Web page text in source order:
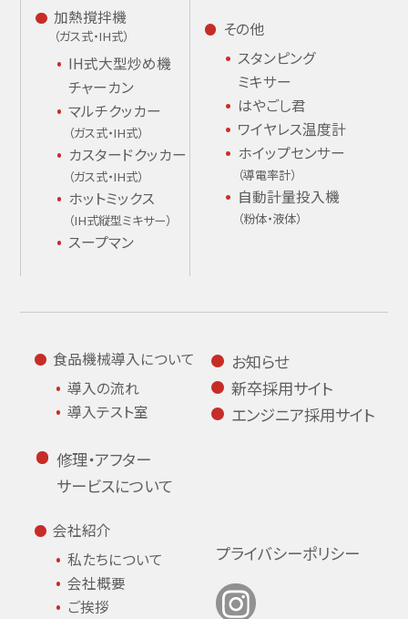
加熱撹拌機
（ガス式・IH式）
IH式大型炒め機
チャーカン
マルチクッカー
（ガス式・IH式）
カスタードクッカー
（ガス式・IH式）
ホットミックス
（IH式縦型ミキサー）
スープマン
その他
スタンピング
ミキサー
はやごし君
ワイヤレス温度計
ホイップセンサー
（導電率計）
自動計量投入機
（粉体・液体）
食品機械導入について
導入の流れ
導入テスト室
修理・アフター
サービスについて
会社紹介
私たちについて
会社概要
ご挨拶
お知らせ
新卒採用サイト
エンジニア採用サイト
プライバシーポリシー